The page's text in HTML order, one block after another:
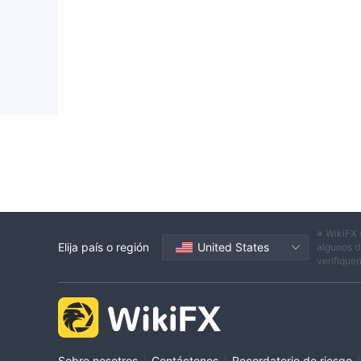
Medidas de seguridad:El cifrado SSL es
asegurando que todos los datos transmitidos
protegidos contra el acceso no autorizado o la
beneficios cuidadosamente antes de tomar una
Instrumentos de mercado
Captrader Financialproporciona a los
Elija país o región United States
※
algunos